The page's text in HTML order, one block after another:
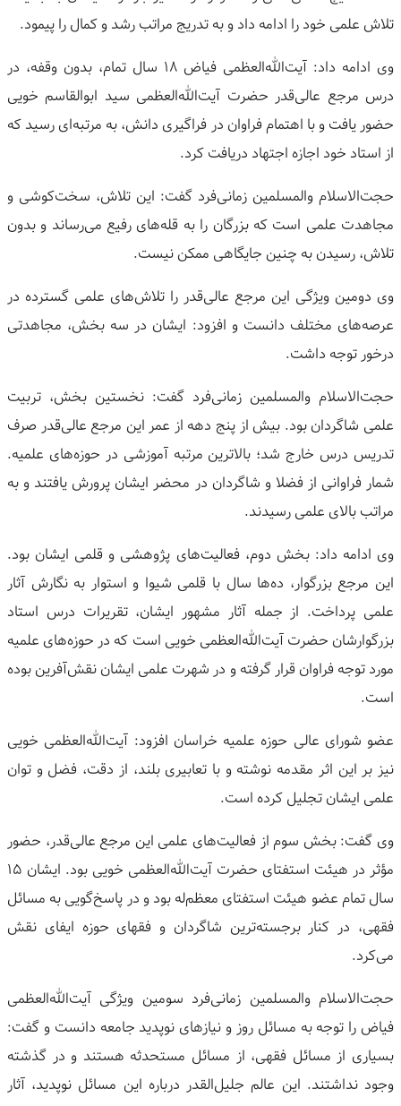
تلاش علمی خود را ادامه داد و به تدریج مراتب رشد و کمال را پیمود.
وی ادامه داد: آیت‌الله‌العظمی فیاض ۱۸ سال تمام، بدون وقفه، در
درس مرجع عالی‌قدر حضرت آیت‌الله‌العظمی سید ابوالقاسم خویی
حضور یافت و با اهتمام فراوان در فراگیری دانش، به مرتبه‌ای رسید که
از استاد خود اجازه اجتهاد دریافت کرد.
حجت‌الاسلام والمسلمین زمانی‌فرد گفت: این تلاش، سخت‌کوشی و
مجاهدت علمی است که بزرگان را به قله‌های رفیع می‌رساند و بدون
تلاش، رسیدن به چنین جایگاهی ممکن نیست.
وی دومین ویژگی این مرجع عالی‌قدر را تلاش‌های علمی گسترده در
عرصه‌های مختلف دانست و افزود: ایشان در سه بخش، مجاهدتی
درخور توجه داشت.
حجت‌الاسلام والمسلمین زمانی‌فرد گفت: نخستین بخش، تربیت
علمی شاگردان بود. بیش از پنج دهه از عمر این مرجع عالی‌قدر صرف
تدریس درس خارج شد؛ بالاترین مرتبه آموزشی در حوزه‌های علمیه.
شمار فراوانی از فضلا و شاگردان در محضر ایشان پرورش یافتند و به
مراتب بالای علمی رسیدند.
وی ادامه داد: بخش دوم، فعالیت‌های پژوهشی و قلمی ایشان بود.
این مرجع بزرگوار، ده‌ها سال با قلمی شیوا و استوار به نگارش آثار
علمی پرداخت. از جمله آثار مشهور ایشان، تقریرات درس استاد
بزرگوارشان حضرت آیت‌الله‌العظمی خویی است که در حوزه‌های علمیه
مورد توجه فراوان قرار گرفته و در شهرت علمی ایشان نقش‌آفرین بوده
است.
عضو شورای عالی حوزه علمیه خراسان افزود: آیت‌الله‌العظمی خویی
نیز بر این اثر مقدمه نوشته و با تعابیری بلند، از دقت، فضل و توان
علمی ایشان تجلیل کرده است.
وی گفت: بخش سوم از فعالیت‌های علمی این مرجع عالی‌قدر، حضور
مؤثر در هیئت استفتای حضرت آیت‌الله‌العظمی خویی بود. ایشان ۱۵
سال تمام عضو هیئت استفتای معظم‌له بود و در پاسخ‌گویی به مسائل
فقهی، در کنار برجسته‌ترین شاگردان و فقهای حوزه ایفای نقش
می‌کرد.
حجت‌الاسلام والمسلمین زمانی‌فرد سومین ویژگی آیت‌الله‌العظمی
فیاض را توجه به مسائل روز و نیازهای نوپدید جامعه دانست و گفت:
بسیاری از مسائل فقهی، از مسائل مستحدثه هستند و در گذشته
وجود نداشتند. این عالم جلیل‌القدر درباره این مسائل نوپدید، آثار